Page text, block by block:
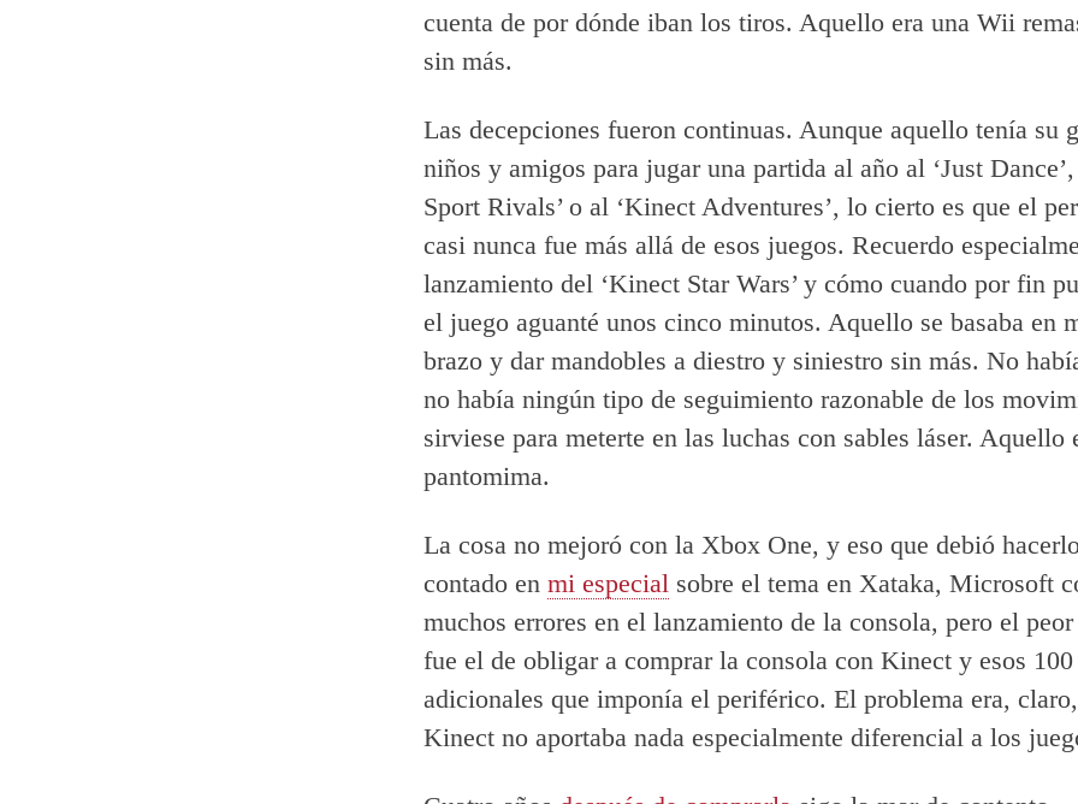
cuenta de por dónde iban los tiros. Aquello era una Wii
sin más.
Las decepciones fueron continuas. Aunque aquello tenía su
niños y amigos para jugar una partida al año al ‘Just
Sport Rivals’ o al ‘Kinect Adventures’, lo cierto es que el
casi nunca fue más allá de esos juegos. Recuerdo
lanzamiento del ‘Kinect Star Wars’ y cómo cuando por fin
el juego aguanté unos cinco minutos. Aquello se basaba en
brazo y dar mandobles a diestro y siniestro sin más. No
no había ningún tipo de seguimiento razonable de los
sirviese para meterte en las luchas con sables láser. Aquello
pantomima.
La cosa no mejoró con la Xbox One, y eso que debió
contado en mi especial sobre el tema en Xataka, Microsoft
muchos errores en el lanzamiento de la consola, pero el
fue el de obligar a comprar la consola con Kinect y esos 100
adicionales que imponía el periférico. El problema era,
Kinect no aportaba nada especialmente diferencial a los